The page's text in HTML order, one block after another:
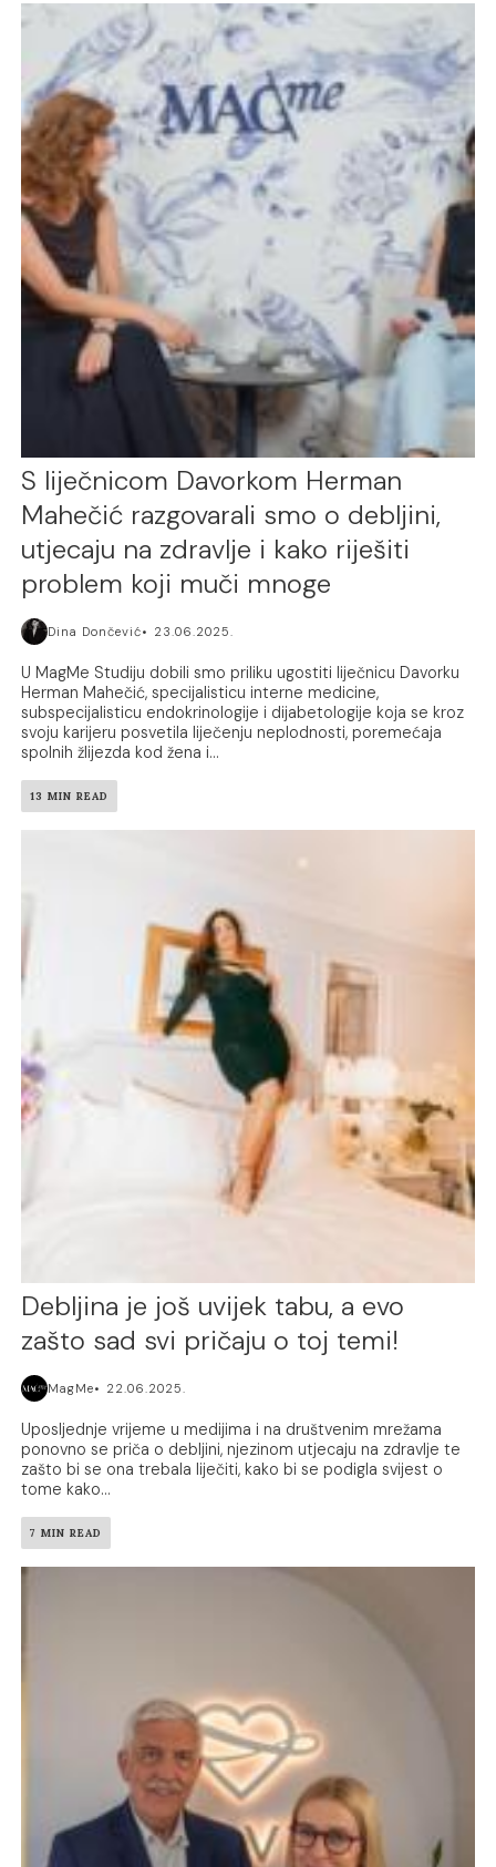
S liječnicom Davorkom Herman
Mahečić razgovarali smo o debljini,
utjecaju na zdravlje i kako riješiti
problem koji muči mnoge
Dina Dončević 23.06.2025.
U MagMe Studiju dobili smo priliku ugostiti liječnicu Davorku
Herman Mahečić, specijalisticu interne medicine,
subspecijalisticu endokrinologije i dijabetologije koja se kroz
svoju karijeru posvetila liječenju neplodnosti, poremećaja
spolnih žlijezda kod žena i...
13 MIN READ
Debljina je još uvijek tabu, a evo
zašto sad svi pričaju o toj temi!
MagMe 22.06.2025.
Uposljednje vrijeme u medijima i na društvenim mrežama
ponovno se priča o debljini, njezinom utjecaju na zdravlje te
zašto bi se ona trebala liječiti, kako bi se podigla svijest o
tome kako...
7 MIN READ